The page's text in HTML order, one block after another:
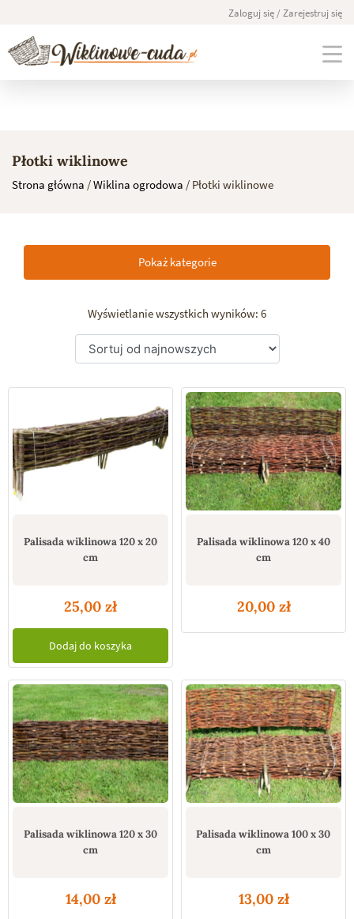
content
Zaloguj się / Zarejestruj się
Płotki wiklinowe
Strona główna /Wiklina ogrodowa / Płotki wiklinowe
Pokaż kategorie
Wyświetlanie wszystkich wyników: 6
Palisada wiklinowa 120 x 20
cm
25,00 zł
Dodaj do koszyka
Palisada wiklinowa 120 x 40
cm
20,00 zł
Palisada wiklinowa 120 x 30
cm
14,00 zł
Palisada wiklinowa 100 x 30
cm
13,00 zł